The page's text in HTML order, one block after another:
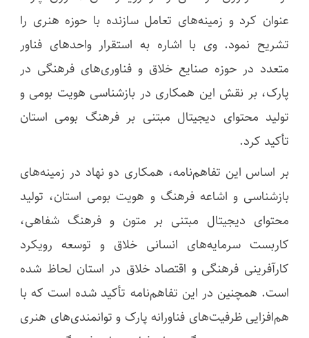
عنوان کرد و زمینه‌های تعامل سازنده با حوزه هنری را
تشریح نمود. وی با اشاره به استقرار واحدهای فناور
متعدد در حوزه صنایع خلاق و فناوری‌های فرهنگی در
پارک، بر نقش این همکاری در بازشناسی هویت بومی و
تولید محتوای دیجیتال مبتنی بر فرهنگ بومی استان
تأکید کرد.
بر اساس این تفاهم‌نامه، همکاری دو نهاد در زمینه‌های
بازشناسی و اشاعه فرهنگ و هویت بومی استان، تولید
محتوای دیجیتال مبتنی بر متون و فرهنگ شفاهی،
کاربست سرمایه‌های انسانی خلاق و توسعه رویکرد
کارآفرینی فرهنگی و اقتصاد خلاق در استان لحاظ شده
است. همچنین در این تفاهم‌نامه تأکید شده است که با
هم‌افزایی ظرفیت‌های فناورانه پارک و توانمندی‌های هنری